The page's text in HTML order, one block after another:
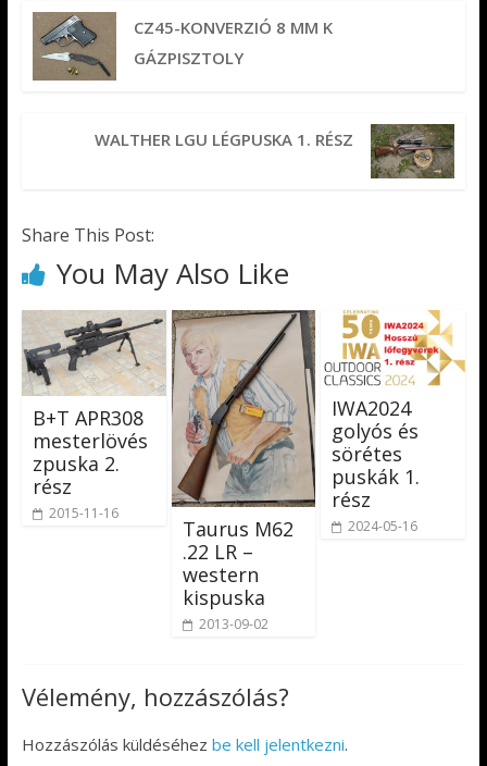
CZ45-KONVERZIÓ 8 MM K
GÁZPISZTOLY
WALTHER LGU LÉGPUSKA 1. RÉSZ
Share This Post:
You May Also Like
B+T APR308
mesterlövés
zpuska 2.
rész
2015-11-16
Taurus M62
.22 LR –
western
kispuska
2013-09-02
IWA2024
golyós és
sörétes
puskák 1.
rész
2024-05-16
Vélemény, hozzászólás?
Hozzászólás küldéséhez be kell jelentkezni.